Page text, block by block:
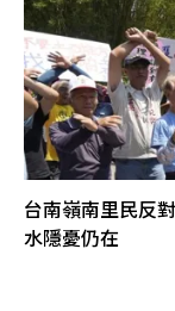
台南嶺南里民反
水隱憂仍在